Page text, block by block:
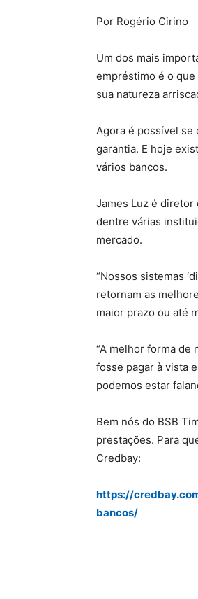
Por Rogério Cirino
Um dos mais
empréstimo é o
sua natureza
Agora é possível se
garantia. E hoje
vários bancos.
James Luz é diretor
dentre várias
mercado.
“Nossos sistemas
retornam as
maior prazo ou até
“A melhor forma de
fosse pagar à vista
podemos estar
Bem nós do BSB
prestações. Para
Credbay:
https://
bancos/